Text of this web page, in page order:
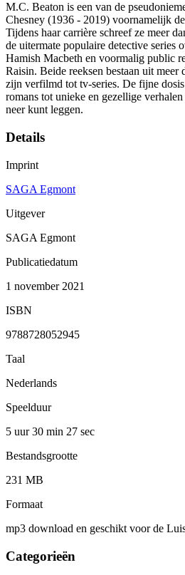
M.C. Beaton is een van de
Chesney (1936 - 2019) voornamelijk
Tijdens haar carrière schreef ze meer
de uitermate populaire detective series
Hamish Macbeth en voormalig public
Raisin. Beide reeksen bestaan uit
zijn verfilmd tot tv-series. De fijne
romans tot unieke en gezellige
neer kunt leggen.
Details
Imprint
SAGA Egmont
Uitgever
SAGA Egmont
Publicatiedatum
1 november 2021
ISBN
9788728052945
Taal
Nederlands
Speelduur
5 uur 30 min 27 sec
Bestandsgrootte
231 MB
Formaat
mp3 download en geschikt voor de
Categorieën